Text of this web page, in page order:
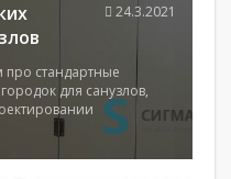
про стандартные
для санузлов,
24.3.2021